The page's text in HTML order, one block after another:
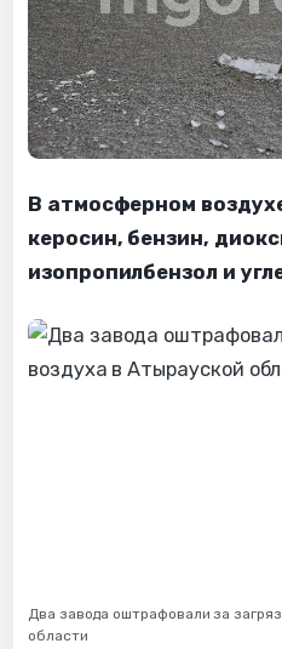
В атмосферном
керосин, бензин,
изопропилбензол и
Два завода оштрафовали за
области